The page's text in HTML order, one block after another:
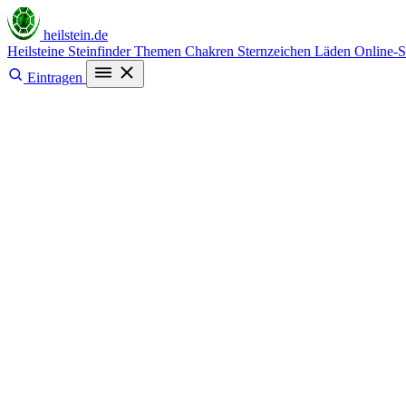
heilstein.de
Heilsteine SteinfinderThemen Chakren Sternzeichen Läden Online-
Eintragen